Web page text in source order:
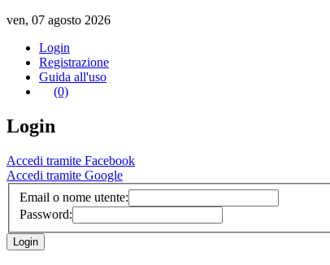
ven, 07 agosto 2026
Login
Registrazione
Guida all'uso
(0)
Login
Accedi tramite Facebook
Accedi tramite Google
Email o nome utente:
Password: